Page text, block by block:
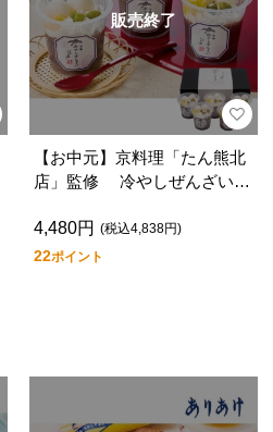
販売終了
【お中元】京料理「たん熊北
店」監修 冷やしぜんざい
4,480円 (税込4,838円)
22ポイント